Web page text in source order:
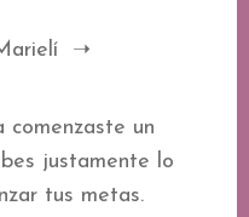
➝
comenzaste un
justamente lo
tus metas.